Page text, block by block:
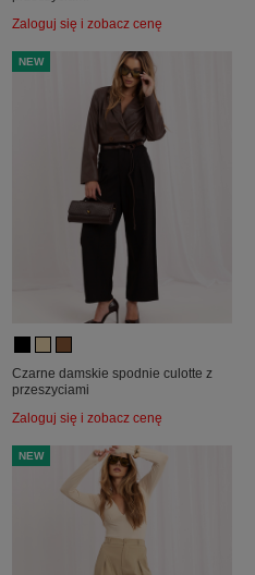
Zaloguj się i zobacz cenę
NEW
Czarne damskie spodnie culotte z
przeszyciami
Zaloguj się i zobacz cenę
NEW